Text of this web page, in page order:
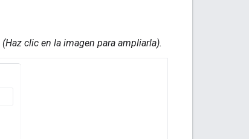
(Haz clic en la imagen para ampliarla).